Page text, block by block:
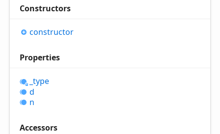
Constructors
constructor
Properties
_type
d
n
Accessors